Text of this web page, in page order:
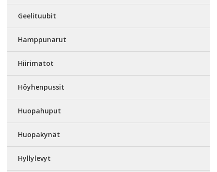
Geelituubit
Hamppunarut
Hiirimatot
Höyhenpussit
Huopahuput
Huopakynät
Hyllylevyt